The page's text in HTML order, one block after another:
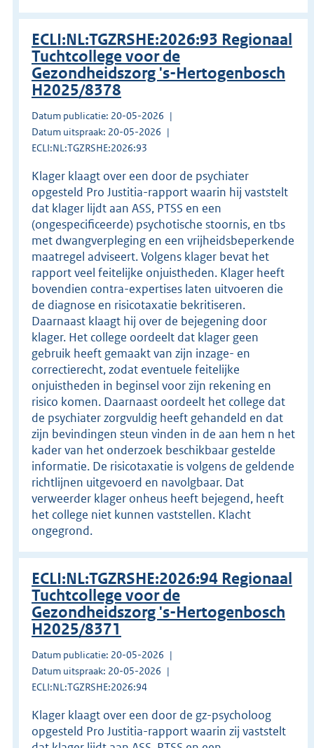
ECLI:NL:TGZRSHE:2026:93 Regionaal
Tuchtcollege voor de
Gezondheidszorg 's-Hertogenbosch
H2025/8378
Datum publicatie: 20-05-2026
Datum uitspraak: 20-05-2026
ECLI:NL:TGZRSHE:2026:93
Klager klaagt over een door de psychiater
opgesteld Pro Justitia-rapport waarin hij vaststelt
dat klager lijdt aan ASS, PTSS en een
(ongespecificeerde) psychotische stoornis, en tbs
met dwangverpleging en een vrijheidsbeperkende
maatregel adviseert. Volgens klager bevat het
rapport veel feitelijke onjuistheden. Klager heeft
bovendien contra-expertises laten uitvoeren die
de diagnose en risicotaxatie bekritiseren.
Daarnaast klaagt hij over de bejegening door
klager. Het college oordeelt dat klager geen
gebruik heeft gemaakt van zijn inzage- en
correctierecht, zodat eventuele feitelijke
onjuistheden in beginsel voor zijn rekening en
risico komen. Daarnaast oordeelt het college dat
de psychiater zorgvuldig heeft gehandeld en dat
zijn bevindingen steun vinden in de aan hem n het
kader van het onderzoek beschikbaar gestelde
informatie. De risicotaxatie is volgens de geldende
richtlijnen uitgevoerd en navolgbaar. Dat
verweerder klager onheus heeft bejegend, heeft
het college niet kunnen vaststellen. Klacht
ongegrond.
ECLI:NL:TGZRSHE:2026:94 Regionaal
Tuchtcollege voor de
Gezondheidszorg 's-Hertogenbosch
H2025/8371
Datum publicatie: 20-05-2026
Datum uitspraak: 20-05-2026
ECLI:NL:TGZRSHE:2026:94
Klager klaagt over een door de gz-psycholoog
opgesteld Pro Justitia-rapport waarin zij vaststelt